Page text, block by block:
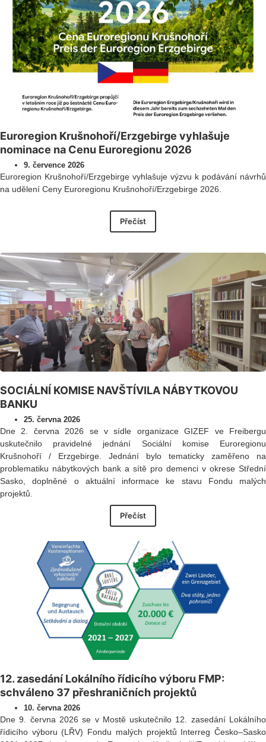
Euroregion Krušnohoří/Erzgebirge vyhlašuje
nominace na Cenu Euroregionu 2026
9. července 2026
Euroregion Krušnohoří/Erzgebirge vyhlašuje výzvu k podávání návrhů
na udělení Ceny Euroregionu Krušnohoří/Erzgebirge 2026.
Přečíst
SOCIÁLNÍ KOMISE NAVŠTÍVILA NÁBYTKOVOU
BANKU
25. června 2026
Dne 2. června 2026 se v sídle organizace GIZEF ve Freibergu
uskutečnilo pravidelné jednání Sociální komise Euroregionu
Krušnohoří / Erzgebirge. Jednání bylo tematicky zaměřeno na
problematiku nábytkových bank a sítě pro demenci v okrese Střední
Sasko, doplněné o aktuální informace ke stavu Fondu malých
projektů.
Přečíst
12. zasedání Lokálního řídicího výboru FMP:
schváleno 37 přeshraničních projektů
10. června 2026
Dne 9. června 2026 se v Mostě uskutečnilo 12. zasedání Lokálního
řídicího výboru (LŘV) Fondu malých projektů Interreg Česko–Sasko